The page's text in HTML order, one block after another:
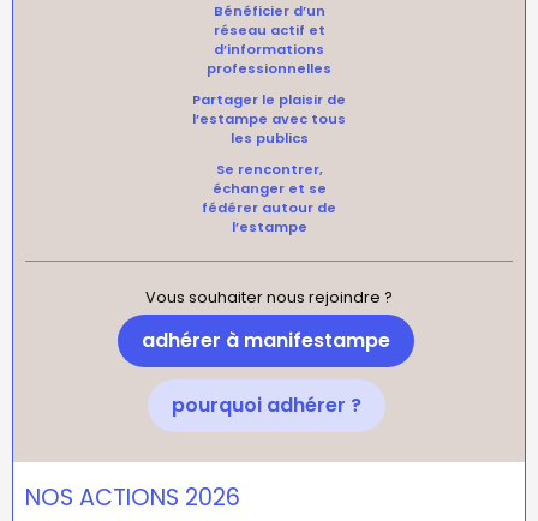
Bénéficier d’un
réseau actif et
d’informations
professionnelles
Partager le plaisir de
l’estampe avec tous
les publics
Se rencontrer,
échanger et se
fédérer autour de
l’estampe
Vous souhaiter nous rejoindre ?
adhérer à manifestampe
pourquoi adhérer ?
NOS ACTIONS 2026